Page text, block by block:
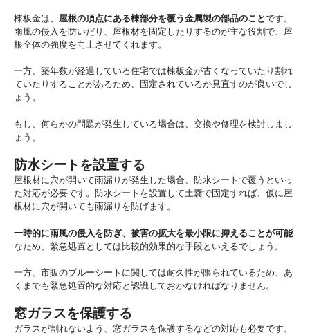
棟板金は、 屋根の頂点にある棟部分を覆う金属製の部品のことです。
雨風の侵入を防いだり、屋根材を固定したりするのが主な役割で、屋
根全体の強度を向上させてくれます。
一方、築年数が経過している住宅では棟板金が古くなっていたり割れ
ていたりすることがあるため、固定されているか見直すのが良いでし
ょう。
もし、何らかの問題が発生している場合は、交換や修理を検討しまし
ょう。
防水シートを設置する
屋根材に穴が開いて雨漏りが発生した場合、防水シートで覆うといっ
た対応が必要です。防水シートを設置して土嚢で固定すれば、仮に屋
根材に穴が開いても雨漏りを防げます。
一時的に雨風の侵入を防ぎ、被害の拡大を最小限に抑えることが可能
なため、緊急処置としては比較的効果的な手段といえるでしょう。
一方、市販のブルーシートに関しては耐久性が限られているため、あ
くまでも緊急処置的な対応と認識しておかなければなりません。
窓ガラスを保護する
ガラスが割れないよう、窓ガラスを保護するなどの対応も必要です。